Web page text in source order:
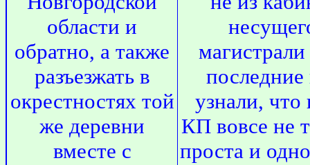
области и
обратно, а также
разъезжать в
окрестностях той
же деревни
вместе с
узнали, что
КП вовсе не
проста и